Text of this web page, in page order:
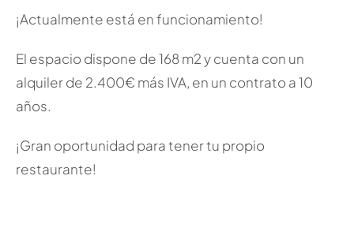
¡Actualmente está en funcionamiento!
El espacio dispone de 168 m2 y cuenta con un
alquiler de 2.400€ más IVA, en un contrato a 10
años.
¡Gran oportunidad para tener tu propio
restaurante!